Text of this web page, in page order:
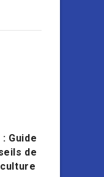
Guide
de